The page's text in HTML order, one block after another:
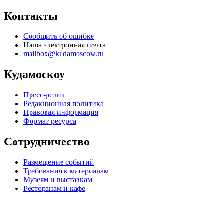
Контакты
Сообщить об ошибке
Наша электронная почта
mailbox@kudamoscow.ru
Кудамоскоу
Пресс-релиз
Редакционная политика
Правовая информация
Формат ресурса
Сотрудничество
Размещение событий
Требования к материалам
Музеям и выставкам
Ресторанам и кафе